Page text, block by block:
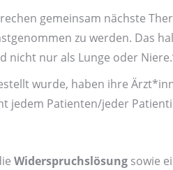
gemeinsam nächste
zu werden. Das
nicht nur als Lunge oder
wurde, haben ihre
jedem Patienten/jeder
Widerspruchs­lösung sowie